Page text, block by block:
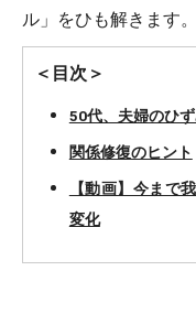
ル」をひも解きます。
＜目次＞
50代、夫婦のひ
関係修復のヒント
【動画】今まで
変化